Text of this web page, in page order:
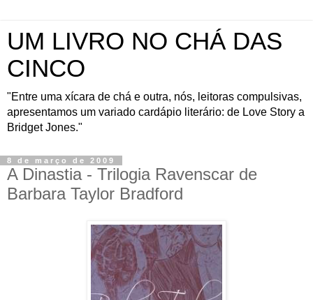
UM LIVRO NO CHÁ DAS
CINCO
"Entre uma xícara de chá e outra, nós, leitoras compulsivas,
apresentamos um variado cardápio literário: de Love Story a
Bridget Jones."
8 de março de 2009
A Dinastia - Trilogia Ravenscar de
Barbara Taylor Bradford